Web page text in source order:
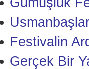
Festivalin
Gerçek Bir